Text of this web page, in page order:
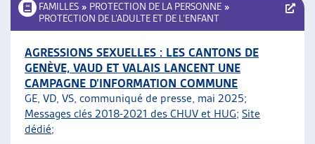
FAMILLES » PROTECTION DE LA PERSONNE »
PROTECTION DE L’ADULTE ET DE L’ENFANT
AGRESSIONS SEXUELLES : LES CANTONS DE
GENÈVE, VAUD ET VALAIS LANCENT UNE
CAMPAGNE D’INFORMATION COMMUNE
GE, VD, VS, communiqué de presse, mai 2025;
Messages clés 2018-2021 des CHUV et HUG; Site
dédié;